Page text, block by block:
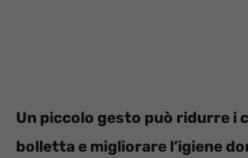
Un piccolo gesto può ridurre i
bolletta e migliorare l’igiene